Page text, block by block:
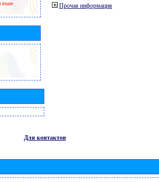
языке Прочая информация
Для контактов